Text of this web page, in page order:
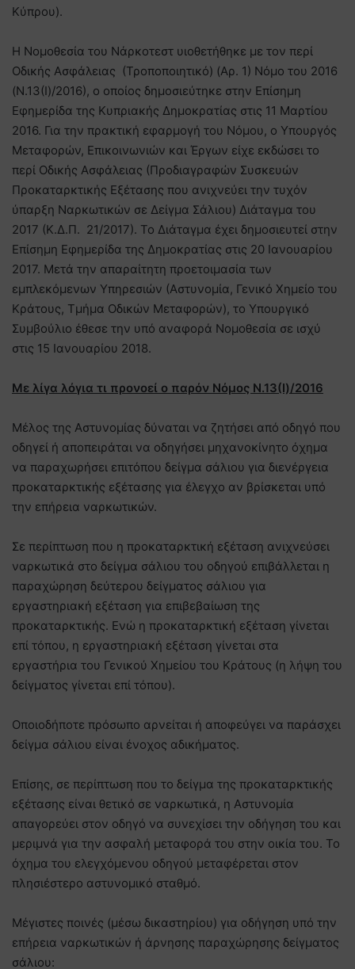
Κύπρου).
Η Νομοθεσία του Νάρκοτεστ υιοθετήθηκε με τον περί
Οδικής Ασφάλειας (Τροποποιητικό) (Αρ. 1) Νόμο του 2016
(Ν.13(Ι)/2016), ο οποίος δημοσιεύτηκε στην Επίσημη
Εφημερίδα της Κυπριακής Δημοκρατίας στις 11 Μαρτίου
2016. Για την πρακτική εφαρμογή του Νόμου, ο Υπουργός
Μεταφορών, Επικοινωνιών και Έργων είχε εκδώσει το
περί Οδικής Ασφάλειας (Προδιαγραφών Συσκευών
Προκαταρκτικής Εξέτασης που ανιχνεύει την τυχόν
ύπαρξη Ναρκωτικών σε Δείγμα Σάλιου) Διάταγμα του
2017 (Κ.Δ.Π. 21/2017). Το Διάταγμα έχει δημοσιευτεί στην
Επίσημη Εφημερίδα της Δημοκρατίας στις 20 Ιανουαρίου
2017. Μετά την απαραίτητη προετοιμασία των
εμπλεκόμενων Υπηρεσιών (Αστυνομία, Γενικό Χημείο του
Κράτους, Τμήμα Οδικών Μεταφορών), το Υπουργικό
Συμβούλιο έθεσε την υπό αναφορά Νομοθεσία σε ισχύ
στις 15 Ιανουαρίου 2018.
Με λίγα λόγια τι προνοεί ο παρόν Νόμος Ν.13(Ι)/2016
Μέλος της Αστυνομίας δύναται να ζητήσει από οδηγό που
οδηγεί ή αποπειράται να οδηγήσει μηχανοκίνητο όχημα
να παραχωρήσει επιτόπου δείγμα σάλιου για διενέργεια
προκαταρκτικής εξέτασης για έλεγχο αν βρίσκεται υπό
την επήρεια ναρκωτικών.
Σε περίπτωση που η προκαταρκτική εξέταση ανιχνεύσει
ναρκωτικά στο δείγμα σάλιου του οδηγού επιβάλλεται η
παραχώρηση δεύτερου δείγματος σάλιου για
εργαστηριακή εξέταση για επιβεβαίωση της
προκαταρκτικής. Ενώ η προκαταρκτική εξέταση γίνεται
επί τόπου, η εργαστηριακή εξέταση γίνεται στα
εργαστήρια του Γενικού Χημείου του Κράτους (η λήψη του
δείγματος γίνεται επί τόπου).
Οποιοδήποτε πρόσωπο αρνείται ή αποφεύγει να παράσχει
δείγμα σάλιου είναι ένοχος αδικήματος.
Επίσης, σε περίπτωση που το δείγμα της προκαταρκτικής
εξέτασης είναι θετικό σε ναρκωτικά, η Αστυνομία
απαγορεύει στον οδηγό να συνεχίσει την οδήγηση του και
μεριμνά για την ασφαλή μεταφορά του στην οικία του. Το
όχημα του ελεγχόμενου οδηγού μεταφέρεται στον
πλησιέστερο αστυνομικό σταθμό.
Μέγιστες ποινές (μέσω δικαστηρίου) για οδήγηση υπό την
επήρεια ναρκωτικών ή άρνησης παραχώρησης δείγματος
σάλιου: